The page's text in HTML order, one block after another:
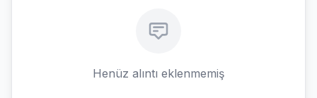
Henüz alıntı eklenmemiş